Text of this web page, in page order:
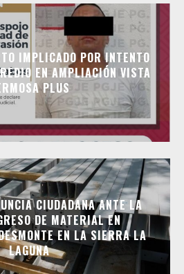
IMPLICADO POR INTENTO
EN AMPLIACIÓN VISTA
PLUS
CIUDADANA ANTE LA
DE MATERIAL EN
EN LA SIERRA LA
LAGUNA